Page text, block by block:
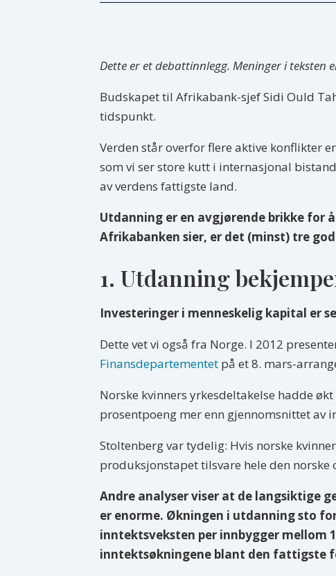
Dette er et debattinnlegg. Meninger i teksten
Budskapet til Afrikabank-sjef Sidi Ould
tidspunkt.
Verden står overfor flere aktive konflikter
som vi ser store kutt i internasjonal
av verdens fattigste land.
Utdanning er en avgjørende brikke for
Afrikabanken sier, er det (minst) tre
1. Utdanning
Investeringer i menneskelig kapital er
Dette vet vi også fra Norge. I 2012
Finansdepartementet på et 8. mars-
Norske kvinners yrkesdeltakelse hadde
prosentpoeng mer enn gjennomsnittet av
Stoltenberg var tydelig: Hvis norske
produksjonstapet tilsvare hele den
Andre analyser viser at de langsiktige
er enorme. Økningen i utdanning sto
inntektsveksten per innbygger mellom
inntektsøkningene blant den fattigste